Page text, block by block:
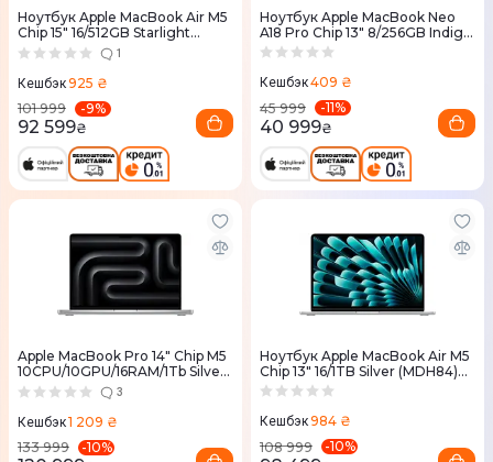
Ноутбук Apple MacBook Air M5
Chip 15" 16/512GB Starlight
(MDVD4) 20261
Кешбэк925 ₴
101 999
-9%
92 599₴
Ноутбук Apple MacBook Neo
A18 Pro Chip 13" 8/256GB Indigo
(MHFF4) 2026
Кешбэк409 ₴
45 999
-11%
40 999₴
Apple MacBook Pro 14" Chip M5
10CPU/10GPU/16RAM/1Tb Silver
(MDE54) 2025 3
Кешбэк1 209 ₴
133 999
-10%
Ноутбук Apple MacBook Air M5
Chip 13" 16/1TB Silver (MDH84)
2026
Кешбэк984 ₴
108 999
-10%